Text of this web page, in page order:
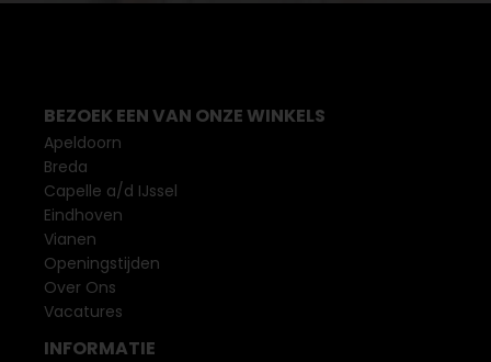
BEZOEK EEN VAN ONZE WINKELS
Apeldoorn
Breda
Capelle a/d IJssel
Eindhoven
Vianen
Openingstijden
Over Ons
Vacatures
INFORMATIE